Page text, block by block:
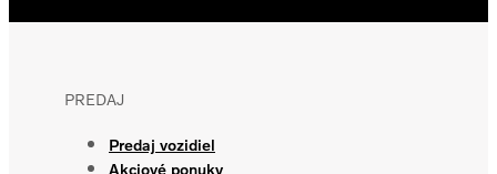
PREDAJ
Predaj vozidiel
Akciové ponuky